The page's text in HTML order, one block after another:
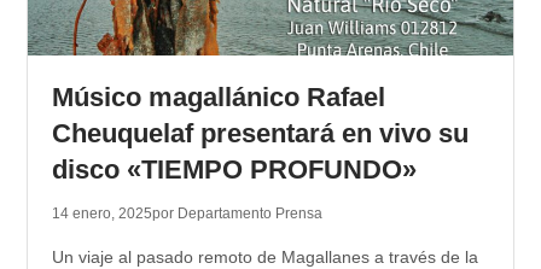
Músico magallánico Rafael
Cheuquelaf presentará en vivo su
disco «TIEMPO PROFUNDO»
14 enero, 2025por Departamento Prensa
Un viaje al pasado remoto de Magallanes a través de la